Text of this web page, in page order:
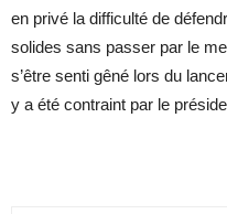
en privé la difficulté de
solides sans passer par le
s’être senti gêné lors du
y a été contraint par le